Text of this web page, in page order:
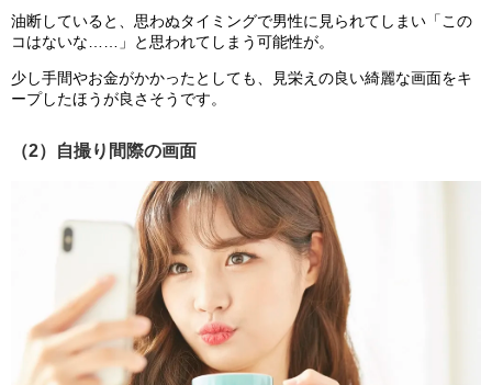
油断していると、思わぬタイミングで男性に見られてしまい「この
コはないな……」と思われてしまう可能性が。
少し手間やお金がかかったとしても、見栄えの良い綺麗な画面をキ
ープしたほうが良さそうです。
（2）自撮り間際の画面